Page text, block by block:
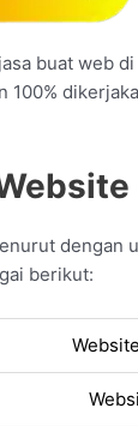
buat web
100%
dengan
berikut: